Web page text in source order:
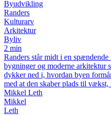
Byudvikling
Randers
Kulturarv
Arkitektur
Byliv
2 min
Randers står midt i en
bygninger og moderne
dykker ned i, hvordan byen
med at den skaber plads til
Mikkel Leth
Mikkel
Leth